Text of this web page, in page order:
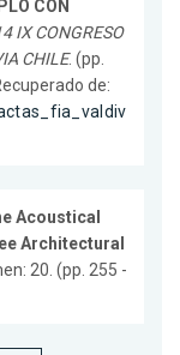
CON
IX CONGRESO
CHILE. (pp.
de:
Acoustical
Architectural
20. (pp. 255 -